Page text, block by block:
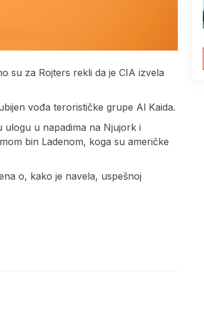
su za Rojters rekli da je CIA izvela
vođa terorističke grupe Al Kaida.
ulogu u napadima na Njujork i
bin Ladenom, koga su američke
o, kako je navela, uspešnoj